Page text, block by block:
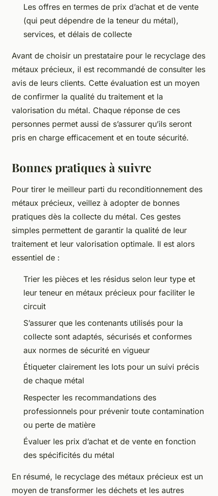
Les offres en termes de prix d’achat et de vente
(qui peut dépendre de la teneur du métal),
services, et délais de collecte
Avant de choisir un prestataire pour le recyclage des
métaux précieux, il est recommandé de consulter les
avis de leurs clients. Cette évaluation est un moyen
de confirmer la qualité du traitement et la
valorisation du métal. Chaque réponse de ces
personnes permet aussi de s’assurer qu’ils seront
pris en charge efficacement et en toute sécurité.
Bonnes pratiques à suivre
Pour tirer le meilleur parti du reconditionnement des
métaux précieux, veillez à adopter de bonnes
pratiques dès la collecte du métal. Ces gestes
simples permettent de garantir la qualité de leur
traitement et leur valorisation optimale. Il est alors
essentiel de :
Trier les pièces et les résidus selon leur type et
leur teneur en métaux précieux pour faciliter le
circuit
S’assurer que les contenants utilisés pour la
collecte sont adaptés, sécurisés et conformes
aux normes de sécurité en vigueur
Étiqueter clairement les lots pour un suivi précis
de chaque métal
Respecter les recommandations des
professionnels pour prévenir toute contamination
ou perte de matière
Évaluer les prix d’achat et de vente en fonction
des spécificités du métal
En résumé, le recyclage des métaux précieux est un
moyen de transformer les déchets et les autres